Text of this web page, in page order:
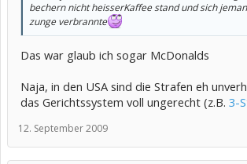
bechern nicht heisserKaffee stand und sich
zunge verbrannte
Das war glaub ich sogar McDonalds
Naja, in den USA sind die Strafen eh
das Gerichtssystem voll ungerecht (z.B. 3-
12. September 2009